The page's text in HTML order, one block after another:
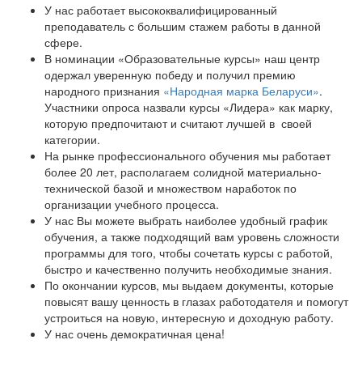
У нас работает высококвалифицированный
преподаватель с большим стажем работы в данной
сфере.
В номинации «Образовательные курсы» наш центр
одержал уверенную победу и получил премию
народного признания «Народная марка Беларуси».
Участники опроса назвали курсы «Лидера» как марку,
которую предпочитают и считают лучшей в своей
категории.
На рынке профессионального обучения мы работает
более 20 лет, располагаем солидной материально-
технической базой и множеством наработок по
организации учебного процесса.
У нас Вы можете выбрать наиболее удобный график
обучения, а также подходящий вам уровень сложности
программы для того, чтобы сочетать курсы с работой,
быстро и качественно получить необходимые знания.
По окончании курсов, мы выдаем документы, которые
повысят вашу ценность в глазах работодателя и помогут
устроиться на новую, интересную и доходную работу.
У нас очень демократичная цена!